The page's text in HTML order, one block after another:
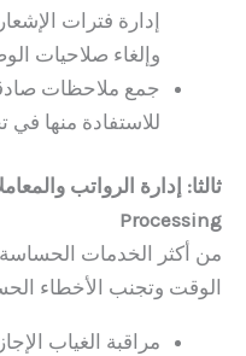
إدارة فترات
وإلغاء صلاحيات
جمع ملاحظات
للاستفادة منها
Processing
من أكثر الخدمات الحساسة
الوقت وتجنب الأخطاء
مراقبة الغياب